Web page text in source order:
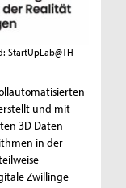
StartUpLab@TH
und mit
3D Daten
in der
Zwillinge